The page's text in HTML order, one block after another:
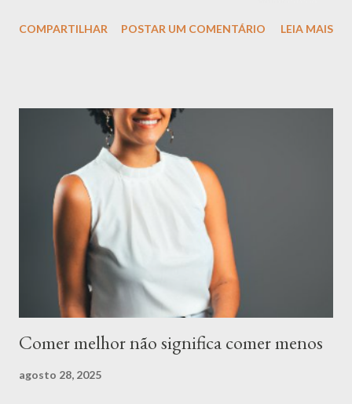
que uma alimentação equilibrada vai muito além dessas
podem ter espaço na sua rotina. Há o momento de apreciar uma
refeição rica em nutrientes, como uma salada colorida e cheia de
sabor. E também há o momento de saborear aquele doce que
você tanto gosta ou um prato especial que traz conforto e boas
memórias. Esses momentos não só são normais, mas também
essenciais para uma relação leve com a comida. O segredo não
está em criar proibições, mas em encontrar o equilíbrio.
Alimentar-se bem é sobre compreender que ...
COMPARTILHAR POSTAR UM COMENTÁRIO LEIA MAIS
Comer melhor não significa comer menos
agosto 28, 2025